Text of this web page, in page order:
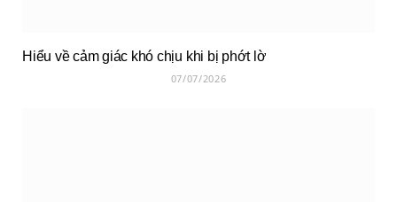
Hiểu về cảm giác khó chịu khi bị phớt lờ
07/07/2026